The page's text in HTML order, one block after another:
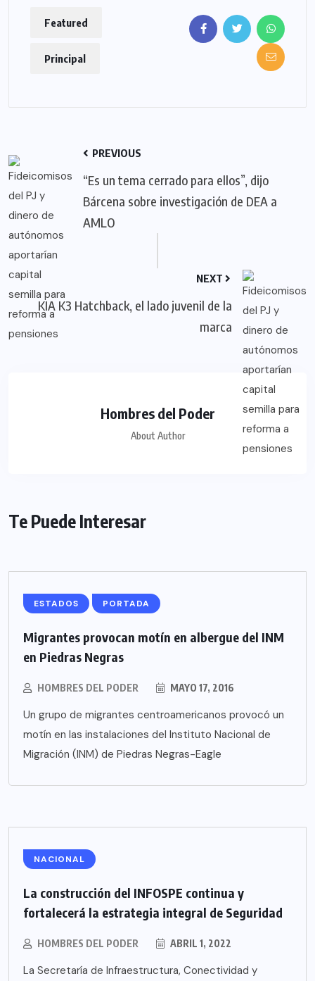
Featured
Principal
PREVIOUS
“Es un tema cerrado para ellos”, dijo
Bárcena sobre investigación de DEA a
AMLO
NEXT
KIA K3 Hatchback, el lado juvenil de la
marca
Hombres del Poder
About Author
Te Puede Interesar
ESTADOS PORTADA
Migrantes provocan motín en albergue del INM
en Piedras Negras
HOMBRES DEL PODER MAYO 17, 2016
Un grupo de migrantes centroamericanos provocó un
motín en las instalaciones del Instituto Nacional de
Migración (INM) de Piedras Negras-Eagle
NACIONAL
La construcción del INFOSPE continua y
fortalecerá la estrategia integral de Seguridad
HOMBRES DEL PODER ABRIL 1, 2022
La Secretaría de Infraestructura, Conectividad y